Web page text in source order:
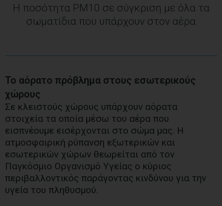
Η ποσότητα PM10 σε σύγκριση με όλα τα
σωματίδια που υπάρχουν στον αέρα
Το αόρατο πρόβλημα στους εσωτερικούς
χώρους
Σε κλειστούς χώρους υπάρχουν αόρατα
στοιχεία τα οποία μέσω του αέρα που
εισπνέουμε εισέρχονται στο σώμα μας. Η
ατμοσφαιρική ρύπανση εξωτερικών και
εσωτερικών χώρων θεωρείται από τον
Παγκόσμιο Οργανισμό Υγείας ο κύριος
περιβαλλοντικός παράγοντας κινδύνου για την
υγεία του πληθυσμού.